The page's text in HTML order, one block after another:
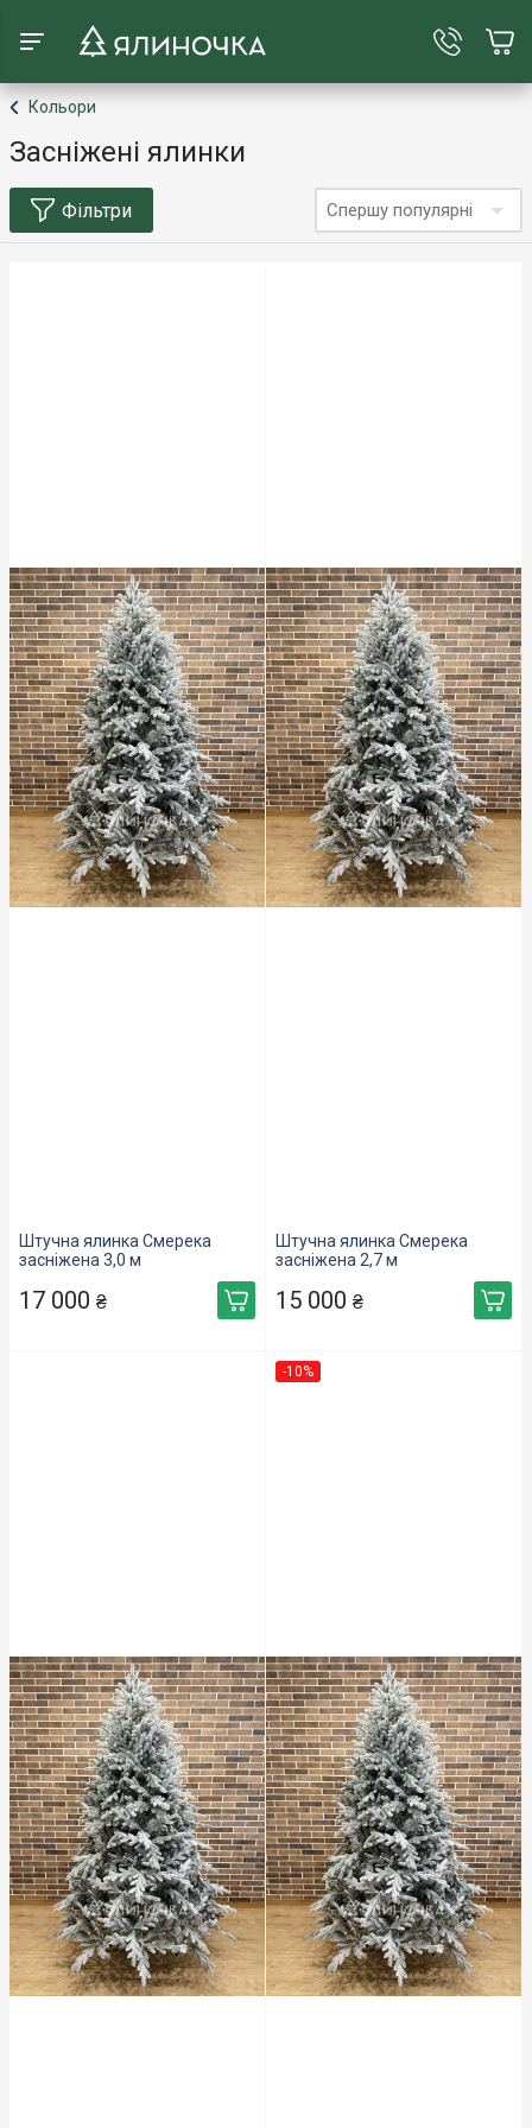
Кольори
Засніжені ялинки
Фільтри Спершу популярні
Штучна ялинка Смерека
засніжена 3,0 м
17 000 ₴
Штучна ялинка Смерека
засніжена 2,7 м
15 000 ₴
-10%